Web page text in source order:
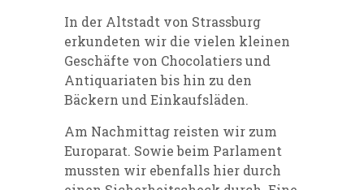
In der Altstadt von Strassburg
erkundeten wir die vielen kleinen
Geschäfte von Chocolatiers und
Antiquariaten bis hin zu den
Bäckern und Einkaufsläden.
Am Nachmittag reisten wir zum
Europarat. Sowie beim Parlament
mussten wir ebenfalls hier durch